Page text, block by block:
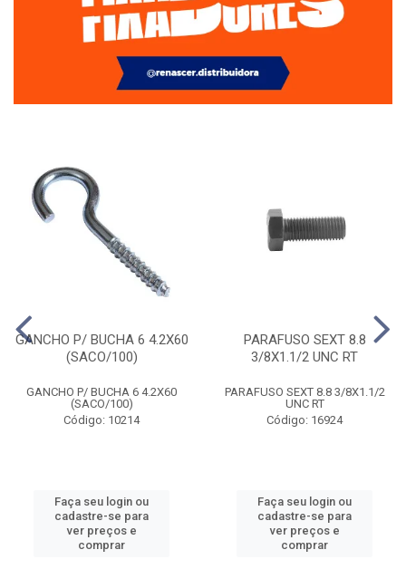
GANCHO P/ BUCHA 6 4.2X60
(SACO/100)
GANCHO P/ BUCHA 6 4.2X60
(SACO/100)
Código: 10214
Faça seu login ou
cadastre-se para
ver preços e
comprar
PARAFUSO SEXT 8.8
3/8X1.1/2 UNC RT
PARAFUSO SEXT 8.8 3/8X1.1/2
UNC RT
Código: 16924
Faça seu login ou
cadastre-se para
ver preços e
comprar